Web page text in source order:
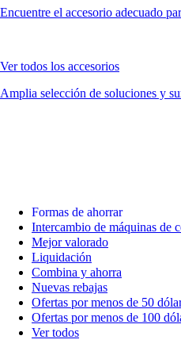
Encuentre el accesorio adecuado
Ver todos los accesorios
Amplia selección de soluciones y
Formas de ahorrar
Intercambio de máquinas de
Mejor valorado
Liquidación
Combina y ahorra
Nuevas rebajas
Ofertas por menos de 50
Ofertas por menos de 100
Ver todos